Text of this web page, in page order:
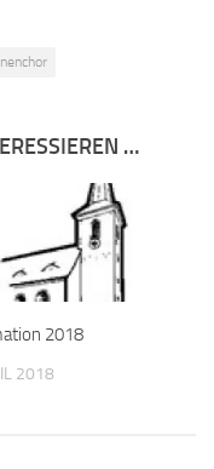
…
2018
2018